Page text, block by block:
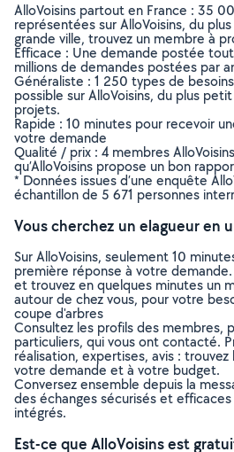
AlloVoisins partout en France : 35
représentées sur AlloVoisins, du
grande ville, trouvez un membre à
Efficace : Une demande postée
millions de demandes postées par
Généraliste : 1 250 types de
possible sur AlloVoisins, du plus
projets.
Rapide : 10 minutes pour recevoir
votre demande
Qualité / prix : 4 membres
qu’AlloVoisins propose un bon
* Données issues d’une enquête
échantillon de 5 671 personnes
Vous cherchez un elagueur en
Sur AlloVoisins, seulement 10
première réponse à votre
et trouvez en quelques minutes un
autour de chez vous, pour votre
coupe d'arbres
Consultez les profils des membres,
particuliers, qui vous ont contacté.
réalisation, expertises, avis :
votre demande et à votre budget.
Conversez ensemble depuis la
des échanges sécurisés et
intégrés.
Est-ce que AlloVoisins est